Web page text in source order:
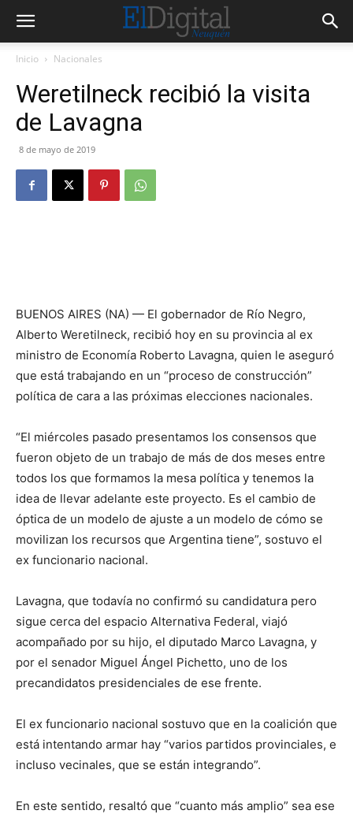
Inicio Nacionales
Weretilneck recibió la visita
de Lavagna
8 de mayo de 2019
BUENOS AIRES (NA) — El gobernador de Río Negro,
Alberto Weretilneck, recibió hoy en su provincia al ex
ministro de Economía Roberto Lavagna, quien le aseguró
que está trabajando en un “proceso de construcción”
política de cara a las próximas elecciones nacionales.
“El miércoles pasado presentamos los consensos que
fueron objeto de un trabajo de más de dos meses entre
todos los que formamos la mesa política y tenemos la
idea de llevar adelante este proyecto. Es el cambio de
óptica de un modelo de ajuste a un modelo de cómo se
movilizan los recursos que Argentina tiene”, sostuvo el
ex funcionario nacional.
Lavagna, que todavía no confirmó su candidatura pero
sigue cerca del espacio Alternativa Federal, viajó
acompañado por su hijo, el diputado Marco Lavagna, y
por el senador Miguel Ángel Pichetto, uno de los
precandidatos presidenciales de ese frente.
El ex funcionario nacional sostuvo que en la coalición que
está intentando armar hay “varios partidos provinciales, e
incluso vecinales, que se están integrando”.
En este sentido, resaltó que “cuanto más amplio” sea ese